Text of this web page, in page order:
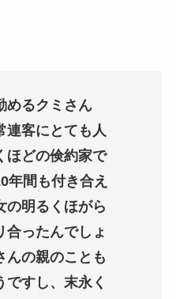
めるクミさん
連客にとても人
ほどの倹約家で
年間も付き合え
の明るくほがら
合ったんでしょ
んの親のことも
ですし、末永く